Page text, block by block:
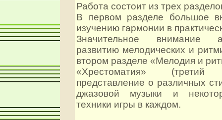
Работа состоит из трех
В первом разделе большое
изучению гармонии в
Значительное внимание
развитию мелодических и
втором разделе «Мелодия и
«Хрестоматия»
представление о различных
джазовой музыки и
техники игры в каждом.